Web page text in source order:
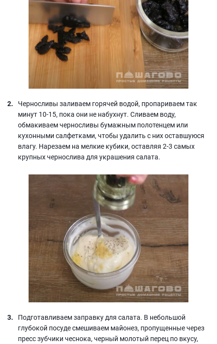
Черносливы заливаем горячей водой, пропариваем так
минут 10-15, пока они не набухнут. Сливаем воду,
обмакиваем черносливы бумажным полотенцем или
кухонными салфетками, чтобы удалить с них оставшуюся
влагу. Нарезаем на мелкие кубики, оставляя 2-3 самых
крупных чернослива для украшения салата.
Подготавливаем заправку для салата. В небольшой
глубокой посуде смешиваем майонез, пропущенные через
пресс зубчики чеснока, черный молотый перец по вкусу,